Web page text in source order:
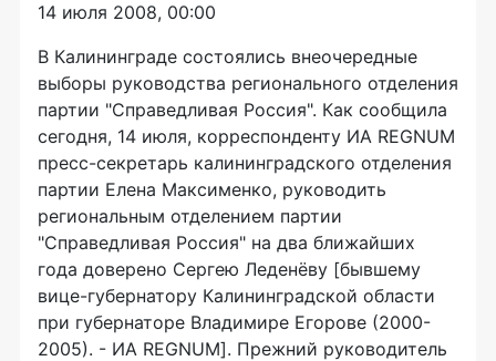
14 июля 2008, 00:00
В Калининграде состоялись внеочередные
выборы руководства регионального отделения
партии "Справедливая Россия". Как сообщила
сегодня, 14 июля, корреспонденту ИА REGNUM
пресс-секретарь калининградского отделения
партии Елена Максименко, руководить
региональным отделением партии
"Справедливая Россия" на два ближайших
года доверено Сергею Леденёву [бывшему
вице-губернатору Калининградской области
при губернаторе Владимире Егорове (2000-
2005). - ИА REGNUM]. Прежний руководитель